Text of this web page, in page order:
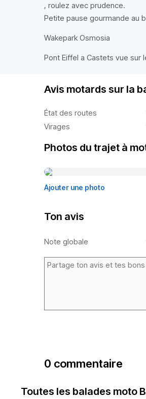
, roulez avec prudence.
Petite pause gourmande au
Wakepark Osmosia
Pont Eiffel a Castets vue sur
Avis motards sur la
État des routes
Virages
Photos du trajet à
Ajouter une photo
Ton avis
Note globale
0 commentaire
Toutes les balades moto